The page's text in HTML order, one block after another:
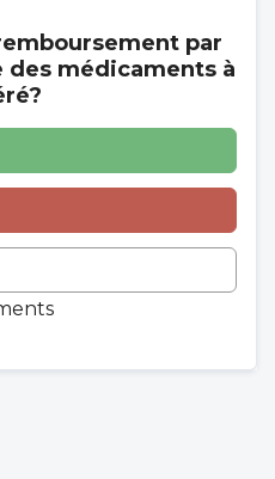
par
des médicaments à